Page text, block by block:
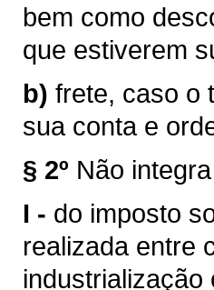
bem como
que estiverem
b) frete, caso o
sua conta e
§ 2º Não
I - do imposto
realizada entre